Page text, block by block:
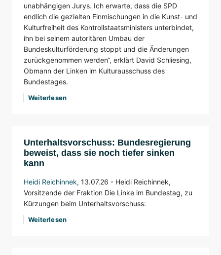
unabhängigen Jurys. Ich erwarte, dass die SPD
endlich die gezielten Einmischungen in die Kunst- und
Kulturfreiheit des Kontrollstaatsministers unterbindet,
ihn bei seinem autoritären Umbau der
Bundeskulturförderung stoppt und die Änderungen
zurückgenommen werden“, erklärt David Schliesing,
Obmann der Linken im Kulturausschuss des
Bundestages.
Weiterlesen
Unterhaltsvorschuss: Bundesregierung
beweist, dass sie noch tiefer sinken
kann
Heidi Reichinnek, 13.07.26 - Heidi Reichinnek,
Vorsitzende der Fraktion Die Linke im Bundestag, zu
Kürzungen beim Unterhaltsvorschuss:
Weiterlesen